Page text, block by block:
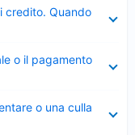
credito. Quando
o il pagamento
o una culla